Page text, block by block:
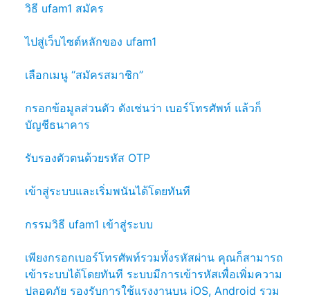
วิธี ufam1 สมัคร
ไปสู่เว็บไซต์หลักของ ufam1
เลือกเมนู “สมัครสมาชิก”
กรอกข้อมูลส่วนตัว ดังเช่นว่า เบอร์โทรศัพท์ แล้วก็
บัญชีธนาคาร
รับรองตัวตนด้วยรหัส OTP
เข้าสู่ระบบและเริ่มพนันได้โดยทันที
กรรมวิธี ufam1 เข้าสู่ระบบ
เพียงกรอกเบอร์โทรศัพท์รวมทั้งรหัสผ่าน คุณก็สามารถ
เข้าระบบได้โดยทันที ระบบมีการเข้ารหัสเพื่อเพิ่มความ
ปลอดภัย รองรับการใช้แรงงานบน iOS, Android รวม